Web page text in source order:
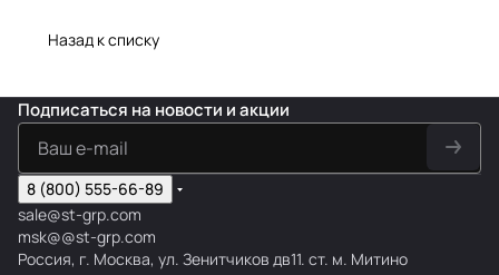
Назад к списку
Подписаться на новости и акции
8 (800) 555-66-89
sale@st-grp.com
msk@@st-grp.com
Россия, г. Москва, ул. Зенитчиков дв11. ст. м. Митино